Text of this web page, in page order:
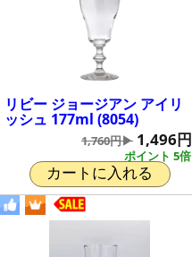
リビー ジョージアン アイリ
ッシュ 177ml (8054)
ポイント 5倍
1,760円▶ 1,496円
カートに入れる